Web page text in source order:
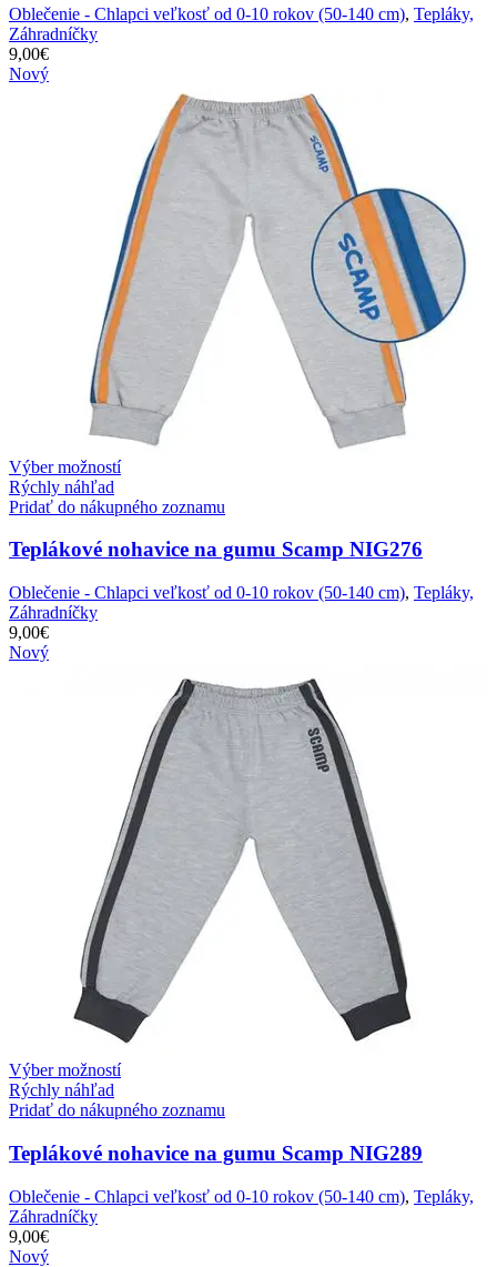
Oblečenie - Chlapci veľkosť od 0-10 rokov (50-140 cm), Tepláky,
Záhradníčky
9,00€
Nový
Výber možností
Rýchly náhľad
Pridať do nákupného zoznamu
Teplákové nohavice na gumu Scamp NIG276
Oblečenie - Chlapci veľkosť od 0-10 rokov (50-140 cm), Tepláky,
Záhradníčky
9,00€
Nový
Výber možností
Rýchly náhľad
Pridať do nákupného zoznamu
Teplákové nohavice na gumu Scamp NIG289
Oblečenie - Chlapci veľkosť od 0-10 rokov (50-140 cm), Tepláky,
Záhradníčky
9,00€
Nový